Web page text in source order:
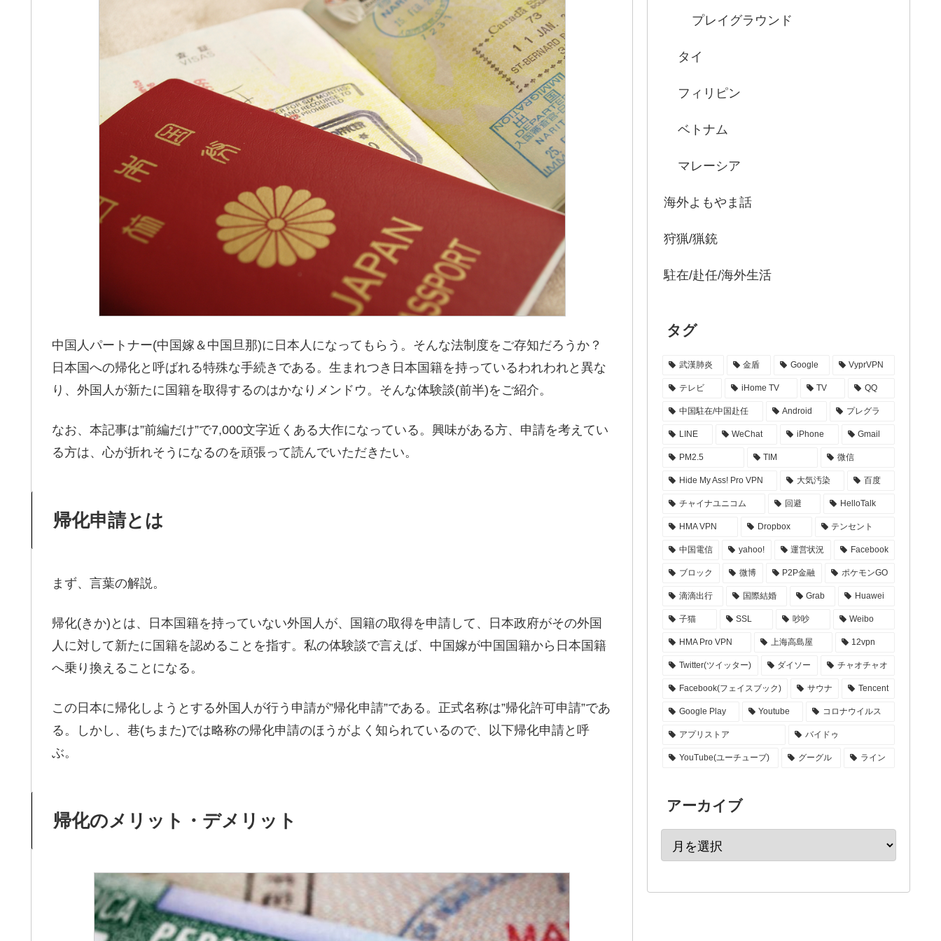
中国人パートナー(中国嫁＆中国旦那)に日本人になってもらう。そんな法制度をご存知だろうか？
日本国への帰化と呼ばれる特殊な手続きである。生まれつき日本国籍を持っているわれわれと異な
り、外国人が新たに国籍を取得するのはかなりメンドウ。そんな体験談(前半)をご紹介。
なお、本記事は”前編だけ”で7,000文字近くある大作になっている。興味がある方、申請を考えてい
る方は、心が折れそうになるのを頑張って読んでいただきたい。
帰化申請とは
まず、言葉の解説。
帰化(きか)とは、日本国籍を持っていない外国人が、国籍の取得を申請して、日本政府がその外国
人に対して新たに国籍を認めることを指す。私の体験談で言えば、中国嫁が中国国籍から日本国籍
へ乗り換えることになる。
この日本に帰化しようとする外国人が行う申請が”帰化申請”である。正式名称は”帰化許可申請”であ
る。しかし、巷(ちまた)では略称の帰化申請のほうがよく知られているので、以下帰化申請と呼
ぶ。
帰化のメリット・デメリット
プレイグラウンド
タイ
フィリピン
ベトナム
マレーシア
海外よもやま話
狩猟/猟銃
駐在/赴任/海外生活
タグ
武漢肺炎 金盾 Google VyprVPN
テレビ iHome TV TV QQ
中国駐在/中国赴任 Android プレグラ
LINE WeChat iPhone Gmail
PM2.5 TIM 微信
Hide My Ass! Pro VPN 大気汚染 百度
チャイナユニコム 回避 HelloTalk
HMA VPN Dropbox テンセント
中国電信 yahoo! 運営状況 Facebook
ブロック 微博 P2P金融 ポケモンGO
滴滴出行 国際結婚 Grab Huawei
子猫 SSL 吵吵 Weibo
HMA Pro VPN 上海高島屋 12vpn
Twitter(ツイッター) ダイソー チャオチャオ
Facebook(フェイスブック) サウナ Tencent
Google Play Youtube コロナウイルス
アプリストア バイドゥ
YouTube(ユーチューブ) グーグル ライン
アーカイブ